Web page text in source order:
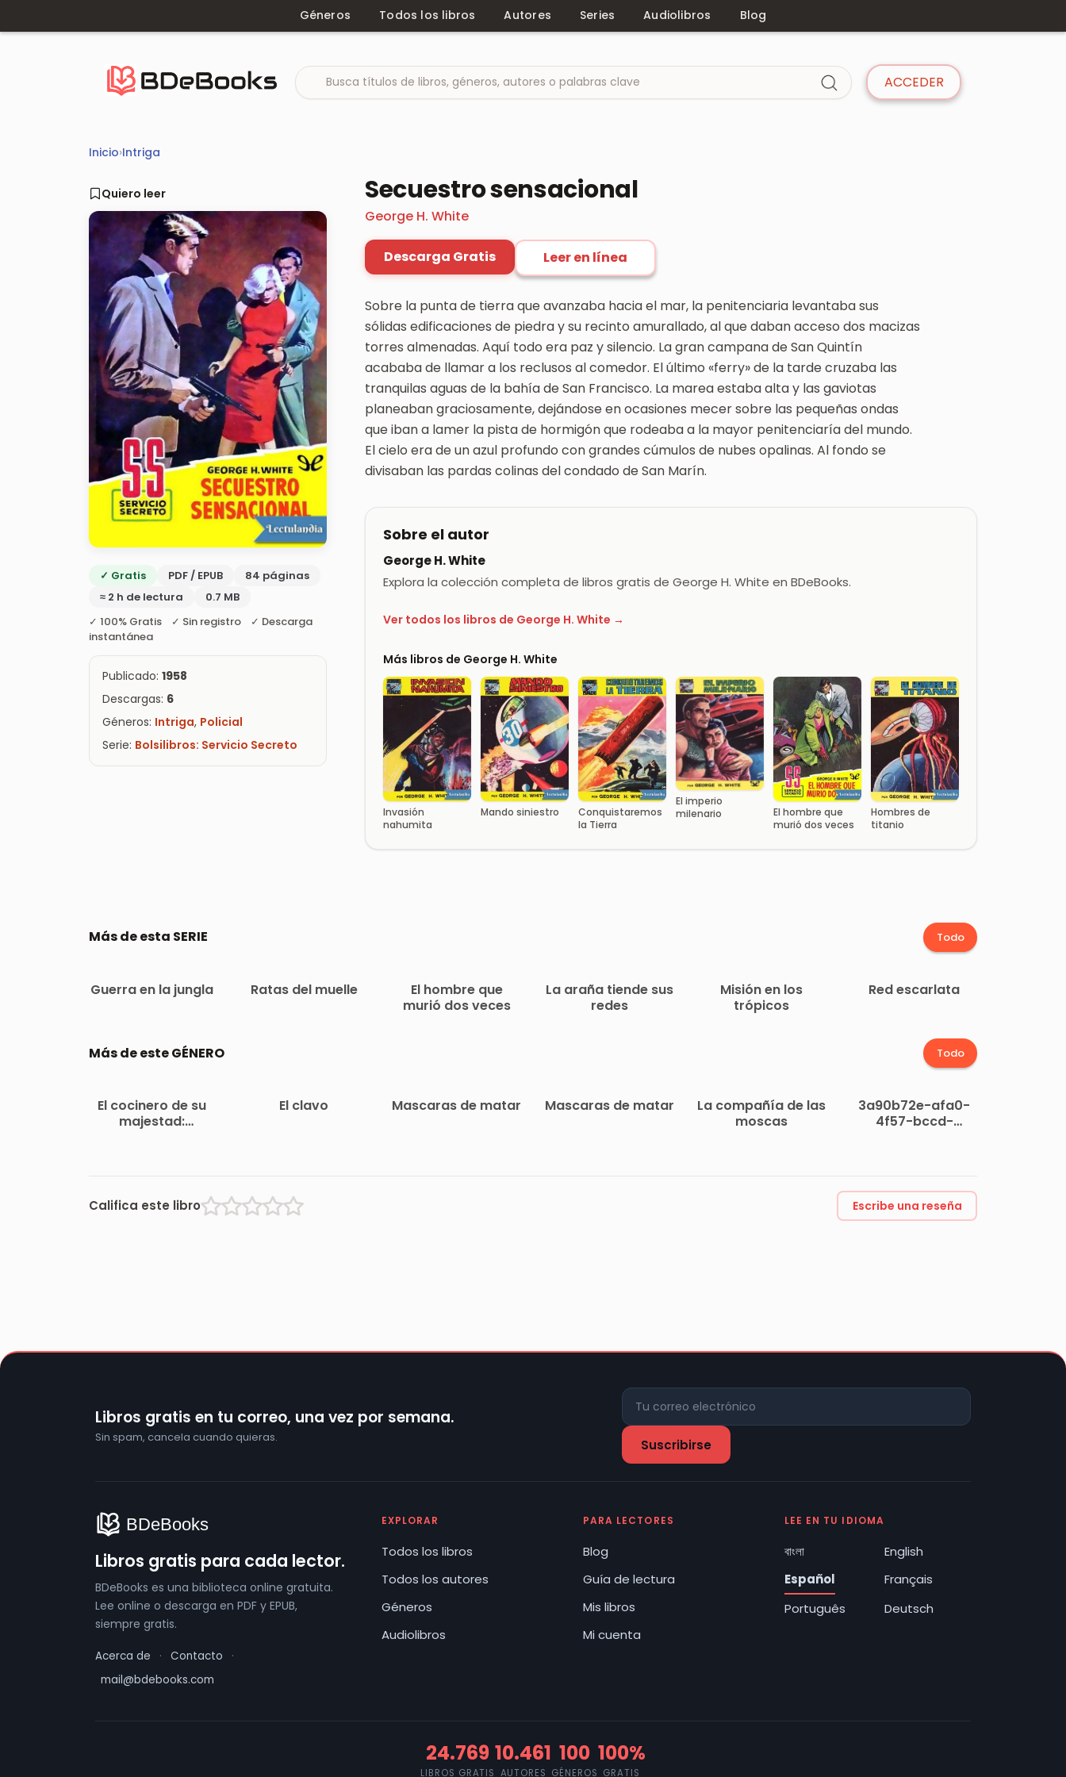
Géneros Todos los libros Autores Series Audiolibros Blog
ACCEDER
Inicio›Intriga
Quiero leer
✓ Gratis PDF / EPUB
84 páginas
≈ 2 h de lectura
0.7 MB
✓ 100% Gratis ✓ Sin registro ✓ Descarga
instantánea
Publicado: 1958
Descargas: 6
Géneros: Intriga, Policial
Serie: Bolsilibros: Servicio Secreto
Secuestro sensacional
George H. White
Descarga Gratis Leer en línea
Sobre la punta de tierra que avanzaba hacia el mar, la penitenciaria levantaba sus
sólidas edificaciones de piedra y su recinto amurallado, al que daban acceso dos macizas
torres almenadas. Aquí todo era paz y silencio. La gran campana de San Quintín
acababa de llamar a los reclusos al comedor. El último «ferry» de la tarde cruzaba las
tranquilas aguas de la bahía de San Francisco. La marea estaba alta y las gaviotas
planeaban graciosamente, dejándose en ocasiones mecer sobre las pequeñas ondas
que iban a lamer la pista de hormigón que rodeaba a la mayor penitenciaría del mundo.
El cielo era de un azul profundo con grandes cúmulos de nubes opalinas. Al fondo se
divisaban las pardas colinas del condado de San Marín.
Sobre el autor
George H. White
Explora la colección completa de libros gratis de George H. White en BDeBooks.
Ver todos los libros de George H. White →
Más libros de George H. White
Invasión
nahumita
Mando siniestro
Conquistaremos
la Tierra
El imperio
milenario
El hombre que
murió dos veces
Hombres de
titanio
Más de esta SERIE Todo
Guerra en la jungla Ratas del muelle
El hombre que
murió dos veces
La araña tiende sus
redes
Misión en los
trópicos
Red escarlata
Más de este GÉNERO Todo
El cocinero de su
majestad:
El clavo Mascaras de matar Mascaras de matar
La compañía de las
moscas
3a90b72e-afa0-
4f57-bccd-
Califica este libro Escribe una reseña
Libros gratis en tu correo, una vez por semana.
Sin spam, cancela cuando quieras.
Libros gratis para cada lector.
BDeBooks es una biblioteca online gratuita.
Lee online o descarga en PDF y EPUB,
siempre gratis.
Acerca de · Contacto
·
mail@bdebooks.com
EXPLORAR
Todos los libros
Todos los autores
Géneros
Audiolibros
PARA LECTORES
Blog
Guía de lectura
Mis libros
Mi cuenta
LEE EN TU IDIOMA
বাংলা
English
Español
Français
Português
Deutsch
24.769
LIBROS GRATIS
10.461
AUTORES
100
GÉNEROS
100%
GRATIS